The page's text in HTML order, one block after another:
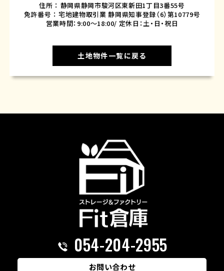
住所 ： 静岡県静岡市駿河区東新田1丁目3番55号
免許番号 ： 宅地建物取引業 静岡県知事登録（6）第10779号
営業時間：9:00～18:00/ 定休日：土・日・祝日
土地物件一覧に戻る
054-204-2955
お問い合わせ